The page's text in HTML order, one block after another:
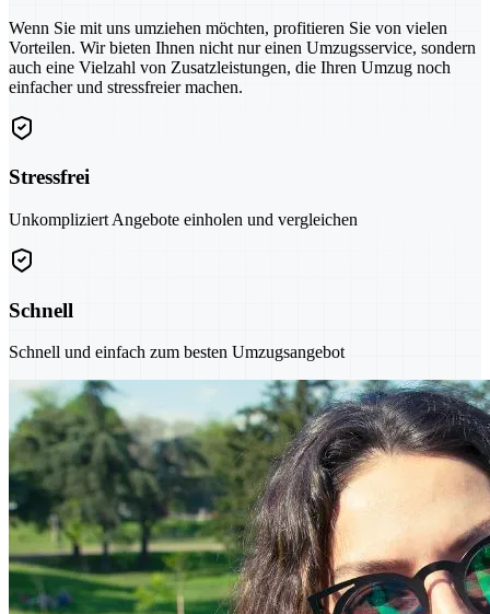
Wenn Sie mit uns umziehen möchten, profitieren Sie von vielen
Vorteilen. Wir bieten Ihnen nicht nur einen Umzugsservice, sondern
auch eine Vielzahl von Zusatzleistungen, die Ihren Umzug noch
einfacher und stressfreier machen.
Stressfrei
Unkompliziert Angebote einholen und vergleichen
Schnell
Schnell und einfach zum besten Umzugsangebot